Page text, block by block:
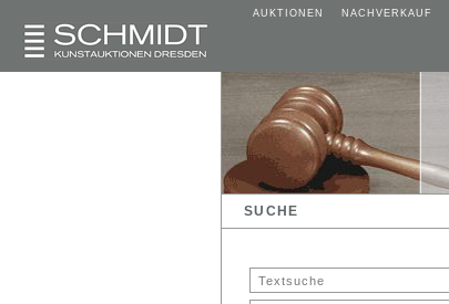
AUKTIONEN NACHVERKAUF
SUCHE